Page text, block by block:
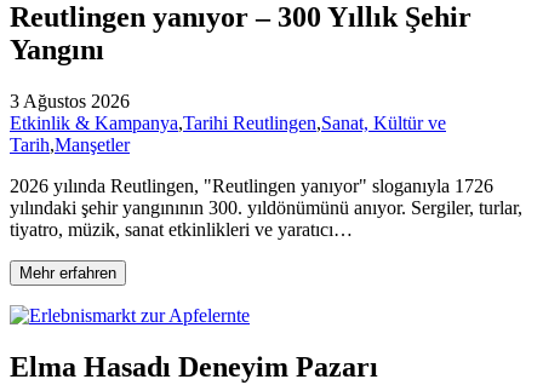
Reutlingen yanıyor – 300 Yıllık Şehir
Yangını
3 Ağustos 2026
Etkinlik & Kampanya,Tarihi Reutlingen,Sanat, Kültür ve
Tarih,Manşetler
2026 yılında Reutlingen, "Reutlingen yanıyor" sloganıyla 1726
yılındaki şehir yangınının 300. yıldönümünü anıyor. Sergiler, turlar,
tiyatro, müzik, sanat etkinlikleri ve yaratıcı…
Mehr erfahren
Elma Hasadı Deneyim Pazarı